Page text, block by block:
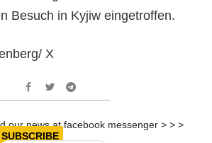
Besuch in Kyjiw eingetroffen.
Х
our news at facebook messenger > > >